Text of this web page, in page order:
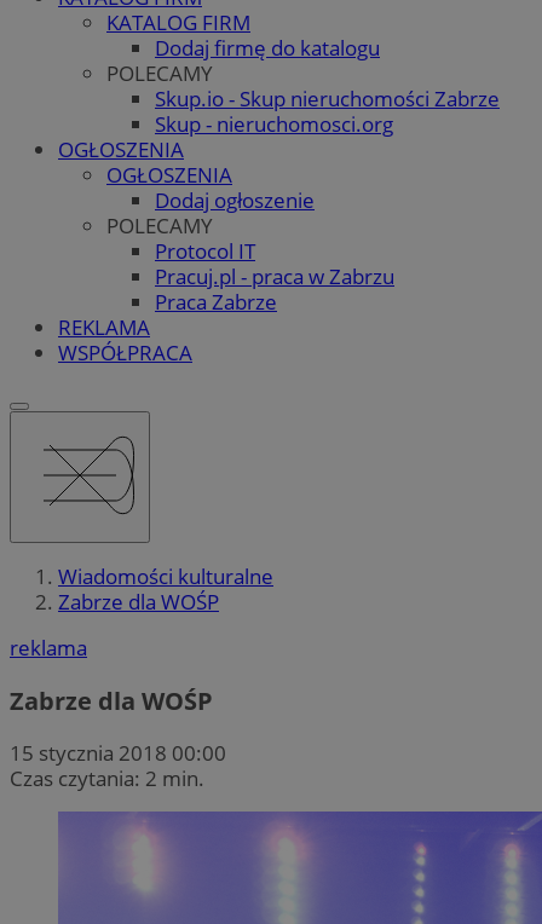
KATALOG FIRM
Dodaj firmę do katalogu
POLECAMY
Skup.io - Skup nieruchomości Zabrze
Skup - nieruchomosci.org
OGŁOSZENIA
OGŁOSZENIA
Dodaj ogłoszenie
POLECAMY
Protocol IT
Pracuj.pl - praca w Zabrzu
Praca Zabrze
REKLAMA
WSPÓŁPRACA
Wiadomości kulturalne
Zabrze dla WOŚP
reklama
Zabrze dla WOŚP
15 stycznia 2018 00:00
Czas czytania: 2 min.